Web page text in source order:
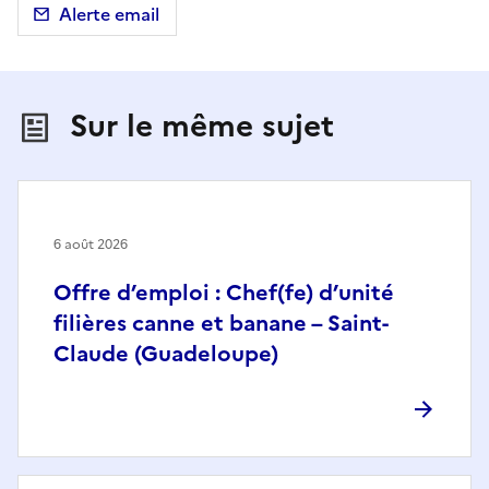
Alerte email
Sur le même sujet
Offre d’emploi : Chef(fe) d’unité
filières canne et banane – Saint-
Claude (Guadeloupe)
6 août 2026